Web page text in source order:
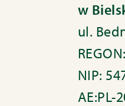
w
ul.
NIP:
AE:PL-